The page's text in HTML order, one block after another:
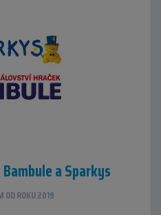
a Sparkys
OD ROKU 2019